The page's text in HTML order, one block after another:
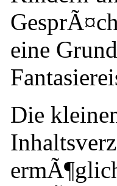
eine
Die